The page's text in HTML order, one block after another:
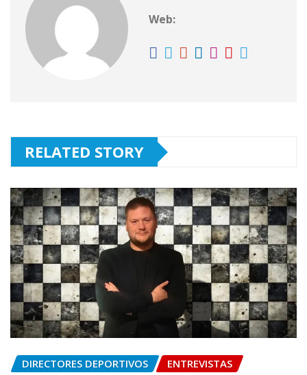
Web:
RELATED STORY
DIRECTORES DEPORTIVOS ENTREVISTAS